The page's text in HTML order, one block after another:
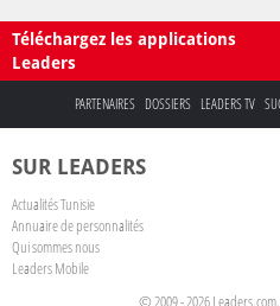
Téléchargez les applications
Leaders
PARTENAIRES DOSSIERS LEADERS TV
SUR LEADERS
Actualités Tunisie
Annuaire de personnalités
Qui sommes nous
Leaders Mobile
© 2009 - 2026